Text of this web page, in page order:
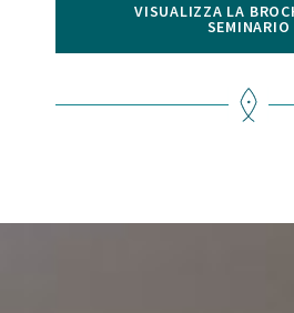
VISUALIZZA LA
SEMINARIO